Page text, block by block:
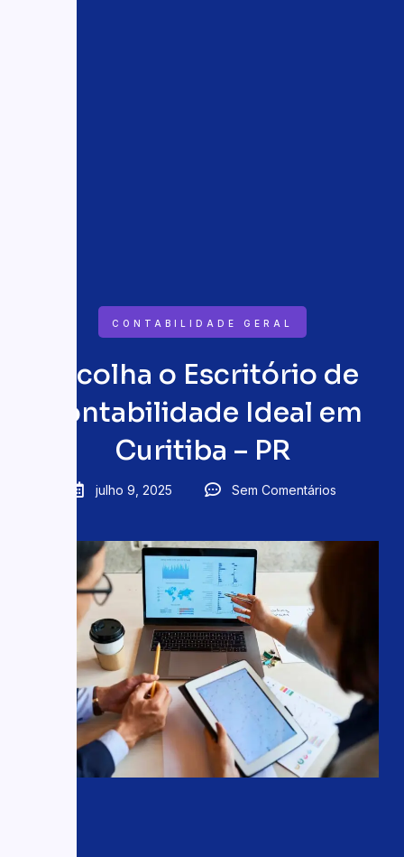
CONTABILIDADE GERAL
Escolha o Escritório de
Contabilidade Ideal em
Curitiba – PR
julho 9, 2025 Sem Comentários